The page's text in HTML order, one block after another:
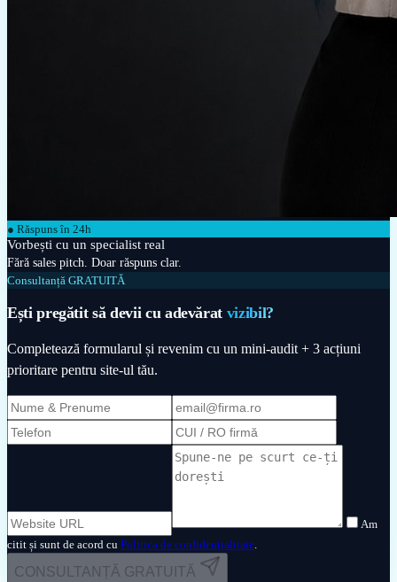
● Răspuns în 24h
Vorbești cu un specialist real
Fără sales pitch. Doar răspuns clar.
Consultanță GRATUITĂ
Ești pregătit să devii cu adevărat vizibil?
Completează formularul și revenim cu un mini-audit + 3 acțiuni
prioritare pentru site-ul tău.
Am
citit și sunt de acord cu Politica de confidențialitate
CONSULTANȚĂ GRATUITĂ